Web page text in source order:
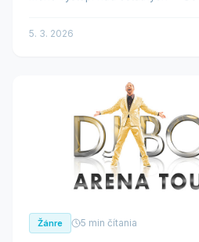
Baumann, patrí k najúspešnejším
5. 3. 2026
Žánre 5 min čítania